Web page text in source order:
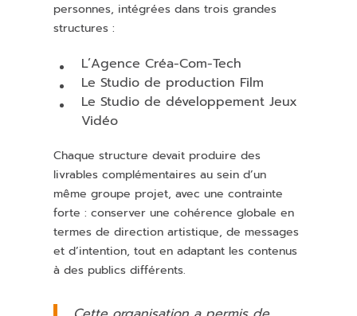
personnes, intégrées dans trois grandes
structures :
L’Agence Créa-Com-Tech
Le Studio de production Film
Le Studio de développement Jeux
Vidéo
Chaque structure devait produire des
livrables complémentaires au sein d’un
même groupe projet, avec une contrainte
forte : conserver une cohérence globale en
termes de direction artistique, de messages
et d’intention, tout en adaptant les contenus
à des publics différents.